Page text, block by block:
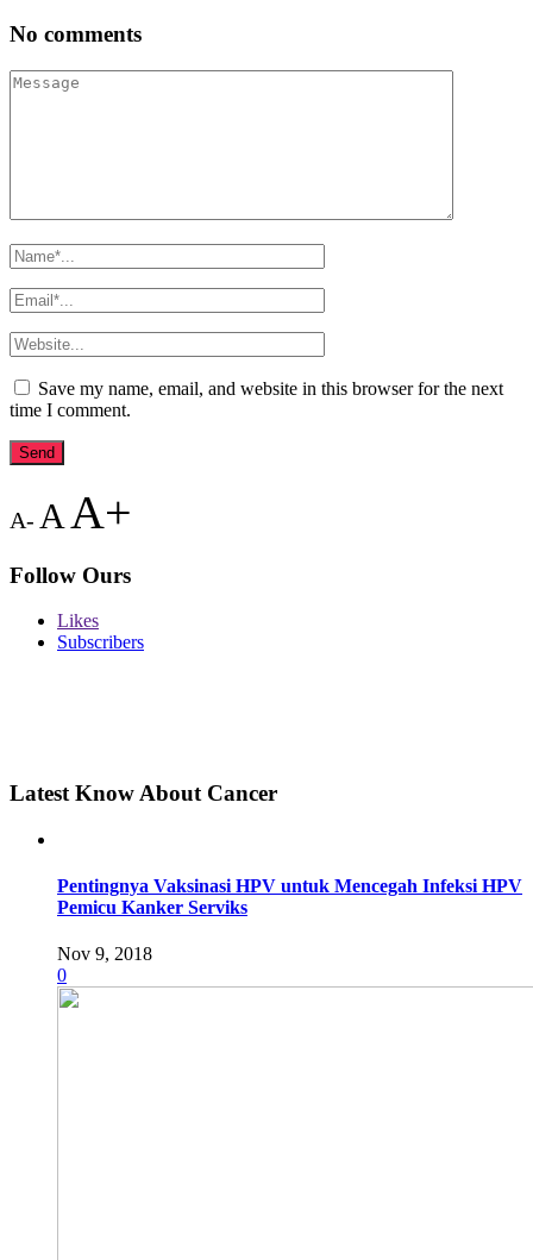
No comments
Save my name, email, and website in this browser for the next
time I comment.
A- A A+
Follow Ours
Likes
Subscribers
Latest Know About Cancer
Pentingnya Vaksinasi HPV untuk Mencegah Infeksi HPV
Pemicu Kanker Serviks
Nov 9, 2018
0